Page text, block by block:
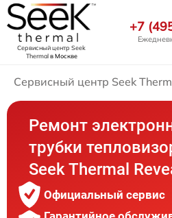
Сервисный центр Seek
Thermalв Москве
+7
Сервисный центр Seek
Ремонт
трубки
Seek Thermal
Официальный сервис